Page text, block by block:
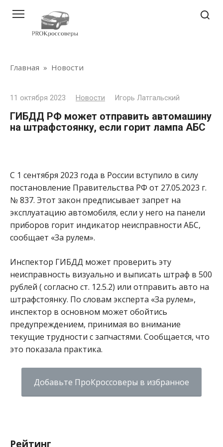
контенту
Главная » Новости
11 октября 2023 Новости Игорь Латгальский
ГИБДД РФ может отправить автомашину
на штрафстоянку, если горит лампа АБС
С 1 сентября 2023 года в России вступило в силу
постановление Правительства РФ от 27.05.2023 г.
№ 837. Этот закон предписывает запрет на
эксплуатацию автомобиля, если у него на панели
приборов горит индикатор неисправности АБС,
сообщает «За рулем».
Инспектор ГИБДД может проверить эту
неисправность визуально и выписать штраф в 500
рублей ( согласно ст. 12.5.2) или отправить авто на
штрафстоянку. По словам эксперта «За рулем»,
инспектор в основном может обойтись
предупреждением, принимая во внимание
текущие трудности с запчастями. Сообщается, что
это показала практика.
Добавьте ПроКроссоверы в избранное
Рейтинг